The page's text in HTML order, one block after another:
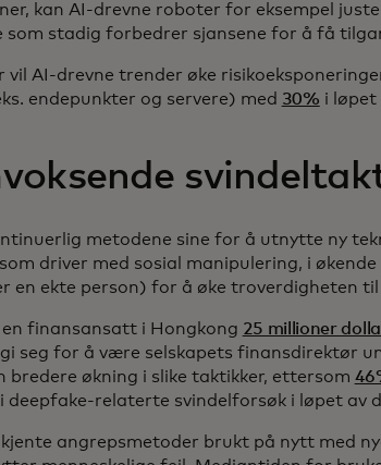
kan AI-drevne roboter for eksempel
som stadig forbedrer sjansene for å få
vil AI-drevne trender øke
endepunkter og servere) med 30% i løpet
metodene sine for å utnytte ny
driver med sosial manipulering, i
en ekte person) for å øke troverdigheten til
finansansatt i Hongkong 25 millioner
seg for å være selskapets finansdirektør
bredere økning i slike taktikker, ettersom
deepfake-relaterte svindelforsøk i løpet av
angrepsmetoder brukt på nytt med